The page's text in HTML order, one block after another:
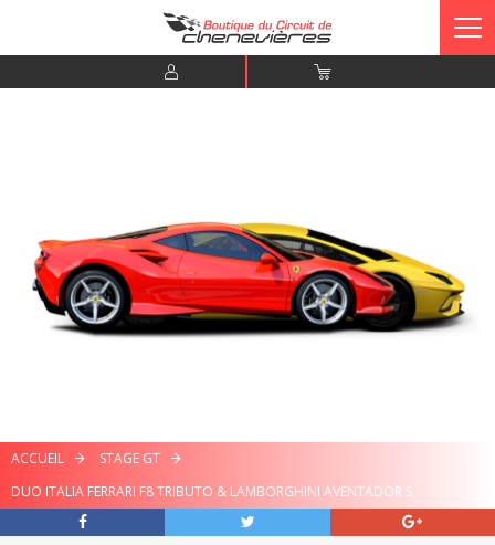
ACCUEIL
STAGE GT
DUO ITALIA FERRARI F8 TRIBUTO & LAMBORGHINI AVENTADOR S